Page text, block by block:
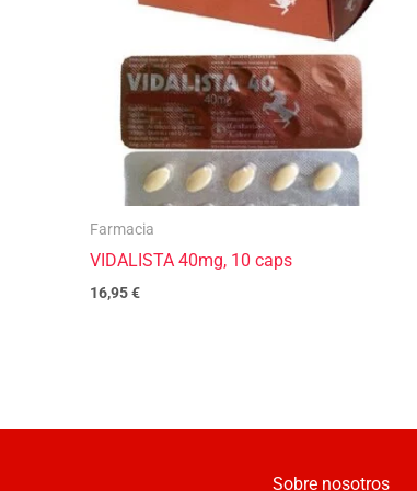
Farmacia
VIDALISTA 40mg, 10 caps
16,95€
Sobre nosotros